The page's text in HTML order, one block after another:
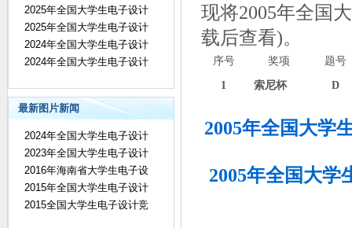
2025年全国大学生电子设计
2025年全国大学生电子设计
2024年全国大学生电子设计
2024年全国大学生电子设计
最新图片新闻
2024年全国大学生电子设计
2023年全国大学生电子设计
2016年海南省大学生电子设
2015年全国大学生电子设计
2015全国大学生电子设计竞
现将2005年全国
载后查看)。
序号 奖项 题号
1 索尼杯 D
2005年全国大学
2005年全国大学